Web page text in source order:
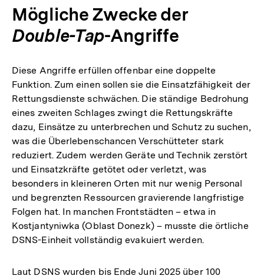
Mögliche Zwecke der
Double-Tap-Angriffe
Diese Angriffe erfüllen offenbar eine doppelte
Funktion. Zum einen sollen sie die Einsatzfähigkeit der
Rettungsdienste schwächen. Die ständige Bedrohung
eines zweiten Schlages zwingt die Rettungskräfte
dazu, Einsätze zu unterbrechen und Schutz zu suchen,
was die Überlebenschancen Verschütteter stark
reduziert. Zudem werden Geräte und Technik zerstört
und Einsatzkräfte getötet oder verletzt, was
besonders in kleineren Orten mit nur wenig Personal
und begrenzten Ressourcen gravierende langfristige
Folgen hat. In manchen Frontstädten – etwa in
Kostjantyniwka (Oblast Donezk) – musste die örtliche
DSNS-Einheit vollständig evakuiert werden.
Laut DSNS wurden bis Ende Juni 2025 über 100